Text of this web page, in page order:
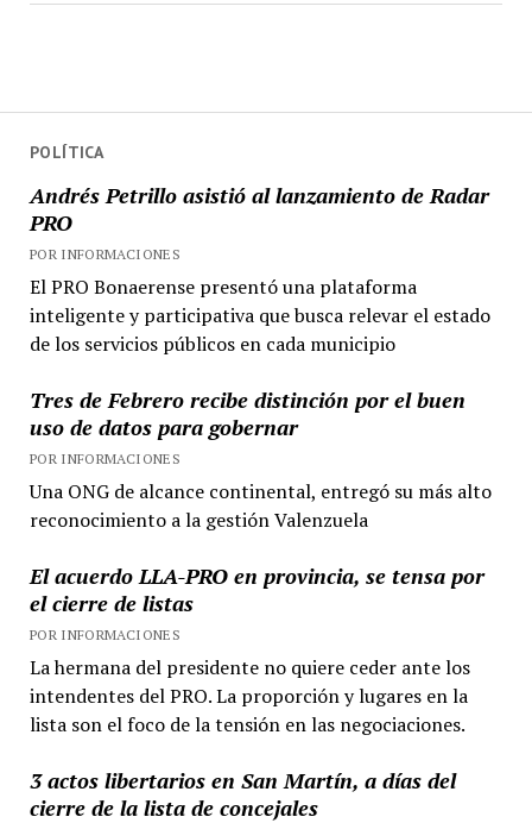
POLÍTICA
Andrés Petrillo asistió al lanzamiento de Radar
PRO
POR INFORMACIONES
El PRO Bonaerense presentó una plataforma
inteligente y participativa que busca relevar el estado
de los servicios públicos en cada municipio
Tres de Febrero recibe distinción por el buen
uso de datos para gobernar
POR INFORMACIONES
Una ONG de alcance continental, entregó su más alto
reconocimiento a la gestión Valenzuela
El acuerdo LLA-PRO en provincia, se tensa por
el cierre de listas
POR INFORMACIONES
La hermana del presidente no quiere ceder ante los
intendentes del PRO. La proporción y lugares en la
lista son el foco de la tensión en las negociaciones.
3 actos libertarios en San Martín, a días del
cierre de la lista de concejales